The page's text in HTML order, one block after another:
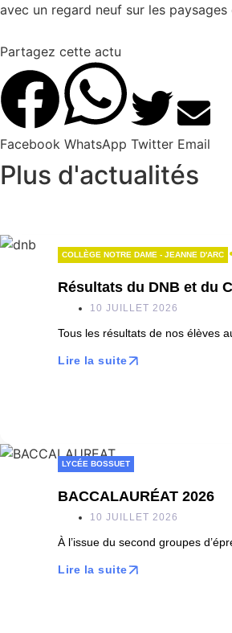
avec un regard neuf sur les
Partagez cette actu
Facebook WhatsApp Twitter Email
Plus d'actualités
COLLÈGE NOTRE DAME - JEANNE D'ARC
Résultats du DNB et du
10 JUILLET 2026
Tous les résultats de nos élèves
Lire la suite
LYCÉE BOSSUET
BACCALAURÉAT 2026
10 JUILLET 2026
À l’issue du second groupes
Lire la suite